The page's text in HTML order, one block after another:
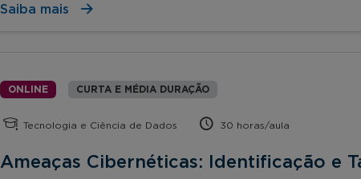
Saiba mais
ONLINE CURTA E MÉDIA DURAÇÃO
Tecnologia e Ciência de Dados 30 horas/aula
Ameaças Cibernéticas: Identificação e